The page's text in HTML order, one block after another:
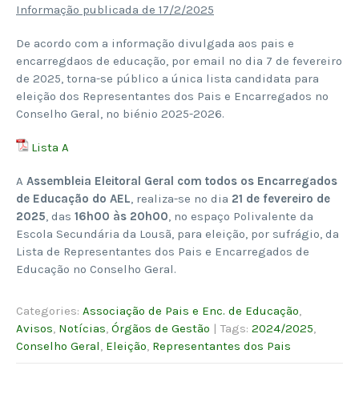
Informação publicada de 17/2/2025
De acordo com a informação divulgada aos pais e
encarregdaos de educação, por email no dia 7 de fevereiro
de 2025, torna-se público a única lista candidata para
eleição dos Representantes dos Pais e Encarregados no
Conselho Geral, no biénio 2025-2026.
Lista A
A Assembleia Eleitoral Geral com todos os Encarregados
de Educação do AEL , realiza-se no dia 21 de fevereiro de
2025 , das 16h00 às 20h00 , no espaço Polivalente da
Escola Secundária da Lousã, para eleição, por sufrágio, da
Lista de Representantes dos Pais e Encarregados de
Educação no Conselho Geral.
Categories: Associação de Pais e Enc. de Educação
Avisos Notícias Órgãos de Gestão | Tags: 2024/2025
Conselho Geral Eleição Representantes dos Pais